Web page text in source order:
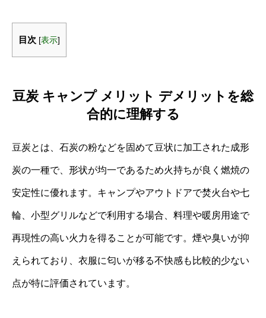
目次 [表示]
豆炭 キャンプ メリット デメリットを総
合的に理解する
豆炭とは、石炭の粉などを固めて豆状に加工された成形
炭の一種で、形状が均一であるため火持ちが良く燃焼の
安定性に優れます。キャンプやアウトドアで焚火台や七
輪、小型グリルなどで利用する場合、料理や暖房用途で
再現性の高い火力を得ることが可能です。煙や臭いが抑
えられており、衣服に匂いが移る不快感も比較的少ない
点が特に評価されています。